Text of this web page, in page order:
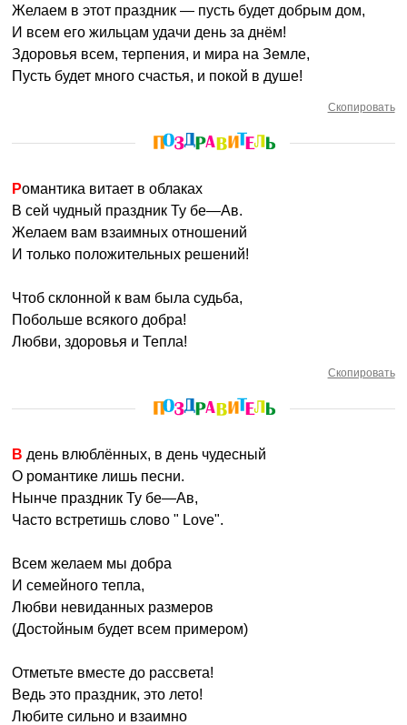
Желаем в этот праздник — пусть будет добрым дом,
И всем его жильцам удачи день за днём!
Здоровья всем, терпения, и мира на Земле,
Пусть будет много счастья, и покой в душе!
Скопировать
Романтика витает в облаках
В сей чудный праздник Ту бе—Ав.
Желаем вам взаимных отношений
И только положительных решений!
Чтоб склонной к вам была судьба,
Побольше всякого добра!
Любви, здоровья и Тепла!
Скопировать
В день влюблённых, в день чудесный
О романтике лишь песни.
Нынче праздник Ту бе—Ав,
Часто встретишь слово " Love".
Всем желаем мы добра
И семейного тепла,
Любви невиданных размеров
(Достойным будет всем примером)
Отметьте вместе до рассвета!
Ведь это праздник, это лето!
Любите сильно и взаимно